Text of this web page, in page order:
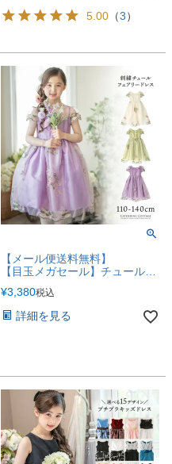
5.00 （3）
【メール便送料無料】
【目玉メガセール】チュールレースフェアリードレス フォーマル ドレス 110 120 130 140 シースルー 透け感 花柄レース 白 紫 緑 キャサリンコテージ YUP12《メール便優先商品》
¥3,380税込
詳細を見る